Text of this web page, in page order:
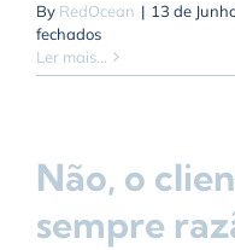
By RedOcean | 13 de
fechadosem
Desenvolver
(novos)
uma
necessidade!
Ler mais...
Não, o
sempre